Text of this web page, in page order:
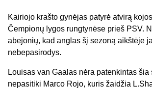
Kairiojo krašto gynėjas patyrė atvirą
Čempionų lygos rungtynėse prieš PSV.
abejonių, kad anglas šį sezoną aikštėje
nebepasirodys.
Louisas van Gaalas nėra patenkintas šia
nepasitiki Marco Rojo, kuris žaidžia